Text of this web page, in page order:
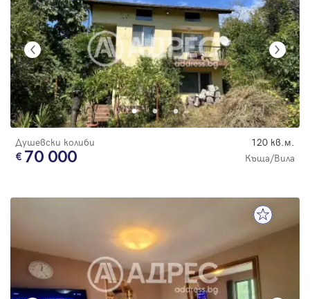
Душевски колиби 120 кв.м.
70 000 Къща/Вила